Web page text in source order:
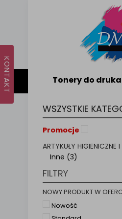
Tonery do
WSZYSTKIE
Promocje
ARTYKUŁY HIGIENICZNE
Inne (3)
FILTRY
NOWY PRODUKT W
Nowość